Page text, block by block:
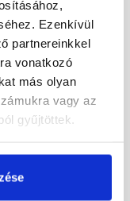
Ezenkívül
partnereinkkel
vonatkozó
más olyan
vagy az
gyűjtöttek.
Ft/ szál